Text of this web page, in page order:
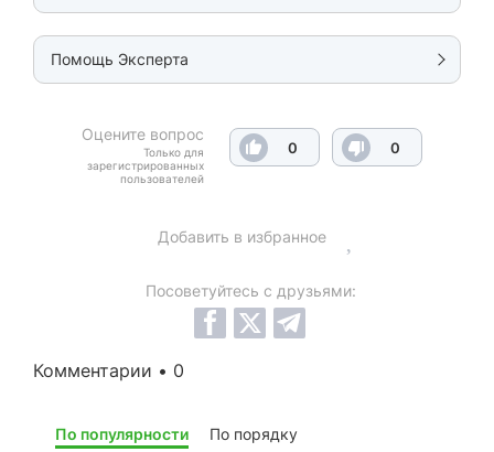
Помощь Эксперта
Оцените вопрос
Только для
зарегистрированных
пользователей
0 0
Добавить в избранное
Посоветуйтесь с друзьями:
Комментарии • 0
По популярности По порядку